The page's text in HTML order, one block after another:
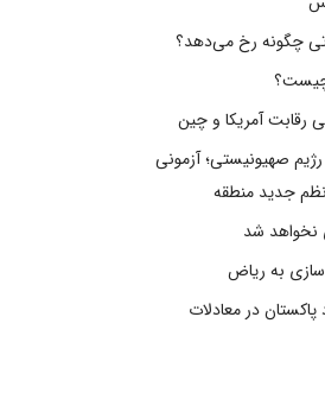
چگونه رخ می‌دهد؟
چیست؟
رقابت آمریکا و چین
رژیم صهیونیستی؛ آزمونی
جدید منطقه
شد
به ریاض
پاکستان در معادلات